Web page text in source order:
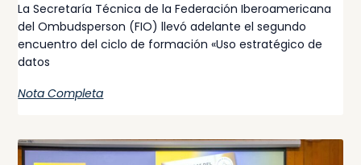
La Secretaría Técnica de la Federación Iberoamericana
del Ombudsperson (FIO) llevó adelante el segundo
encuentro del ciclo de formación «Uso estratégico de
datos
Nota Completa